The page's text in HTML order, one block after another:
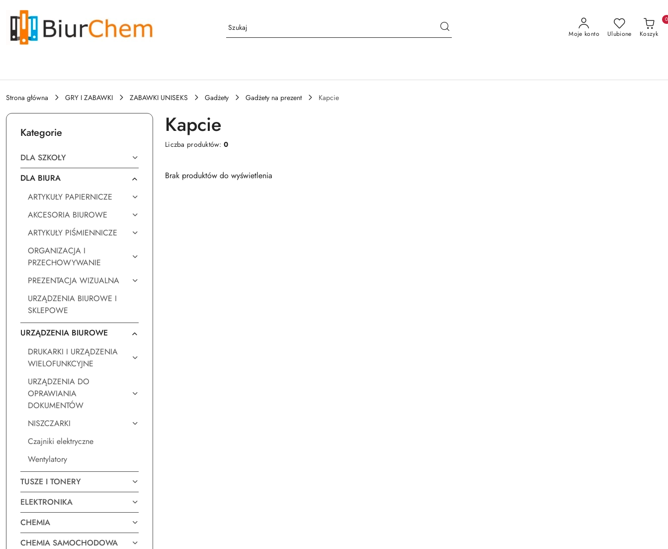
Przejdź do treści głównej
Przejdź do wyszukiwarki
Przejdź do moje konto
Przejdź do menu głównego
Przejdź do stopki
Moje konto Ulubione Koszyk
0
Strona główna GRY I ZABAWKI ZABAWKI UNISEKS Gadżety Gadżety na prezent Kapcie
Kategorie
DLA SZKOŁY
DLA BIURA
ARTYKUŁY PAPIERNICZE
AKCESORIA BIUROWE
ARTYKUŁY PIŚMIENNICZE
ORGANIZACJA I
PRZECHOWYWANIE
PREZENTACJA WIZUALNA
URZĄDZENIA BIUROWE I
SKLEPOWE
URZĄDZENIA BIUROWE
DRUKARKI I URZĄDZENIA
WIELOFUNKCYJNE
URZĄDZENIA DO
OPRAWIANIA
DOKUMENTÓW
NISZCZARKI
Czajniki elektryczne
Wentylatory
TUSZE I TONERY
ELEKTRONIKA
CHEMIA
CHEMIA SAMOCHODOWA
Kapcie
Liczba produktów:0
Brak produktów do wyświetlenia